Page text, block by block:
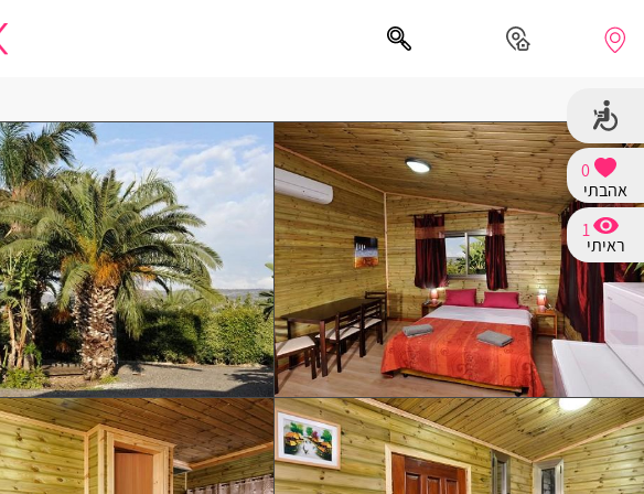
אהבתי
0
ראיתי
1
חיפושים מומלצים
חיפה
נתניה
תל אביב
בת ים
שזור
בורגתה
עד -₪1200לשעה